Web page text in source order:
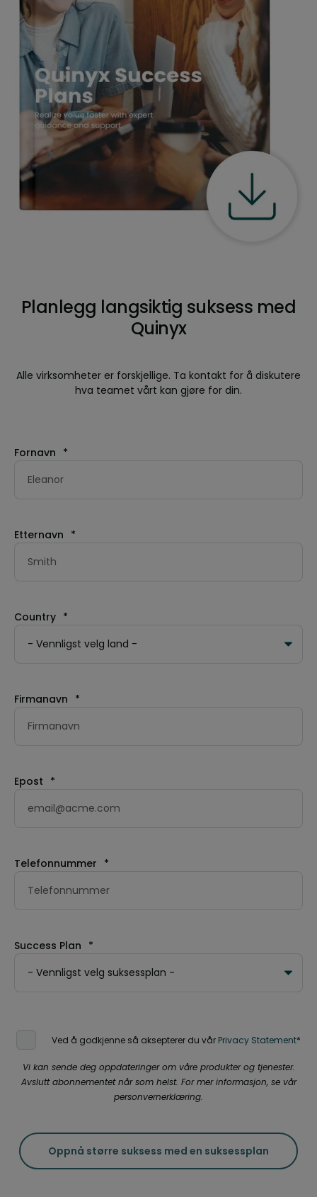
Planlegg langsiktig suksess med
Quinyx
Alle virksomheter er forskjellige. Ta kontakt for å diskutere
hva teamet vårt kan gjøre for din.
Fornavn *
Etternavn *
Country *
Firmanavn *
Epost *
Telefonnummer *
Success Plan *
Ved å godkjenne så aksepterer du vår Privacy Statement*
Vi kan sende deg oppdateringer om våre produkter og tjenester.
Avslutt abonnementet når som helst. For mer informasjon, se vår
personvernerklæring.